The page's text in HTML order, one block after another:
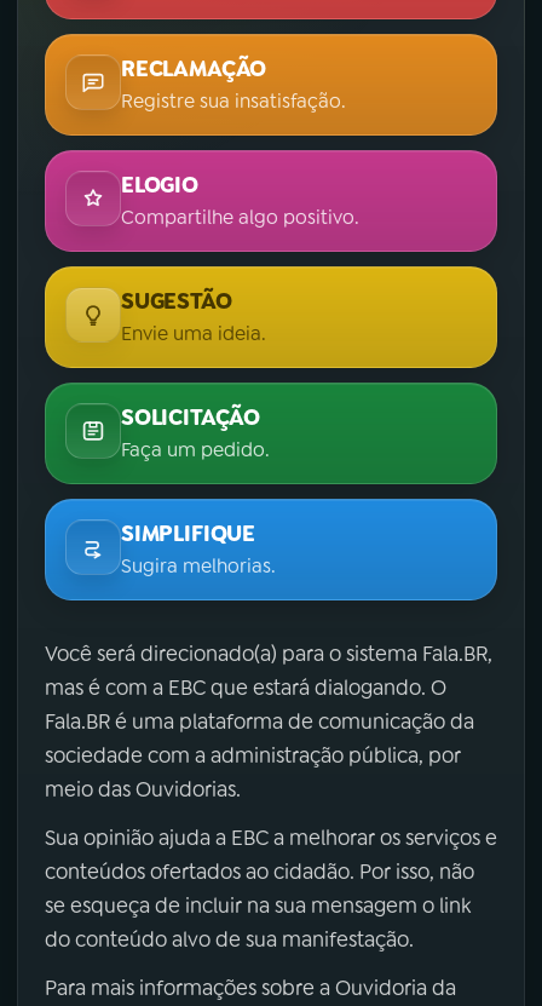
RECLAMAÇÃO
Registre sua insatisfação.
ELOGIO
Compartilhe algo positivo.
SUGESTÃO
Envie uma ideia.
SOLICITAÇÃO
Faça um pedido.
SIMPLIFIQUE
Sugira melhorias.
Você será direcionado(a) para o sistema Fala.BR,
mas é com a EBC que estará dialogando. O
Fala.BR é uma plataforma de comunicação da
sociedade com a administração pública, por
meio das Ouvidorias.
Sua opinião ajuda a EBC a melhorar os serviços e
conteúdos ofertados ao cidadão. Por isso, não
se esqueça de incluir na sua mensagem o link
do conteúdo alvo de sua manifestação.
Para mais informações sobre a Ouvidoria da